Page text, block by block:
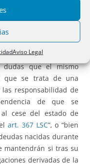
Aviso Legal
dividendo o aplicación
si las cuentas
o no”.
de la
dudas que el mismo
que se trata de una
las responsabilidad de
de que se
cese del estado de
elart. 367 LSC”, o “bien
nacidas durante
mantendrán si tras su
derivadas de la